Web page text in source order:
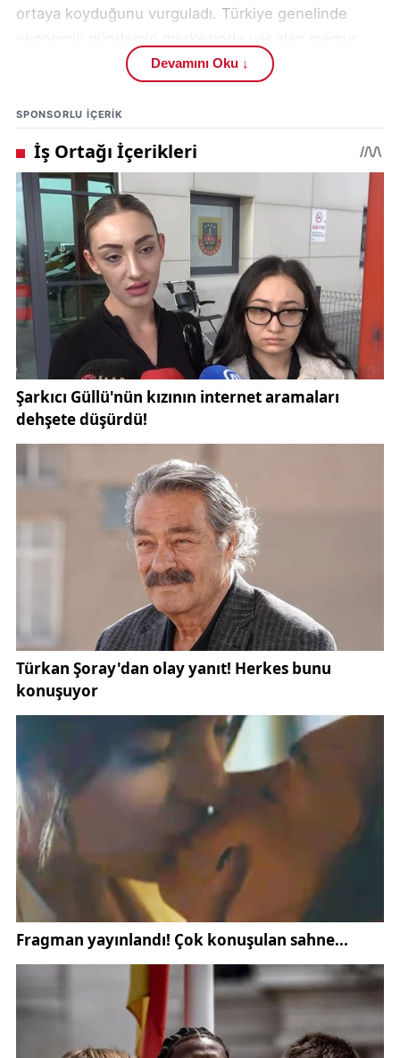
ortaya koyduğunu vurguladı. Türkiye genelinde
maaşları ve emekli maaşları konusunun, özellikle
sabit gelirli kesimler açısından hayati önem taşıdığını
ifade etti.
Özen, 2025 yılı enflasyon oranının resmî
kaynaklarca yüzde 30,89 olarak açıklandığını
hatırlatarak, aynı dönemde memur maaşlarına
yapılan artışın yüzde 22,5 seviyesinde kaldığını
belirtti. Bu durumun, maaşların daha yıl bitmeden
enflasyonun gerisinde kalmasına yol açtığını dile
getirdi.
Kamu-Sen Sivas Temsilcisi, 2024 yılında da benzer
bir tablonun yaşandığını ve maaşların enflasyonun
15,37 puan altında kaldığını ifade etti. 2025 yılı
verileriyle birlikte toplam kaybın 18,53 puana
ulaştığını belirten Özen, bu açığın sonradan verilen
enflasyon farklarıyla kapatılmaya çalışıldığını söyledi.
Ancak bu yöntemin kalıcı bir çözüm sunmadığını
vurguladı.
Özen, “Yapılan düzenlemeler artık gerçek anlamda
zam niteliği taşımıyor. Mevcut sistem, adeta ön
ödemeli enflasyon farkına dönüşmüş durumda.
Açıklanan rakamlar, memur maaşlarının yalnızca
enflasyon karşısında değil; gıda, kira, ulaşım ve
temel ihtiyaçlardaki artışlar nedeniyle de alım
gücünü hızla kaybettiğini gösteriyor” dedi. Özellikle
enflasyon ve hayat pahalılığı konularının, kamu
çalışanlarının günlük yaşamını doğrudan etkilediğini
sözlerine ekledi.
Özen, memurların 2026 yılının ilk maaşlarını alırken
bordrolarda bazı artışların yer alacağını da aktardı.
Buna göre enflasyon farkı dahil olmak üzere yüzde
18,6 oranında artış yapılacağını, taban aylığa brüt
1000 TL ilave edileceğini ve unvan bazında tazminat
artışlarının uygulanacağını belirtti.
Bu düzenlemeler sonucunda en düşük dereceli
bekar bir memurun maaşının yüzde 22,4 artışla 47
bin 500 TL’den 58 bin 200 TL’ye yükseleceğini ifade
Devamını Oku ↓
SPONSORLU IÇERIK